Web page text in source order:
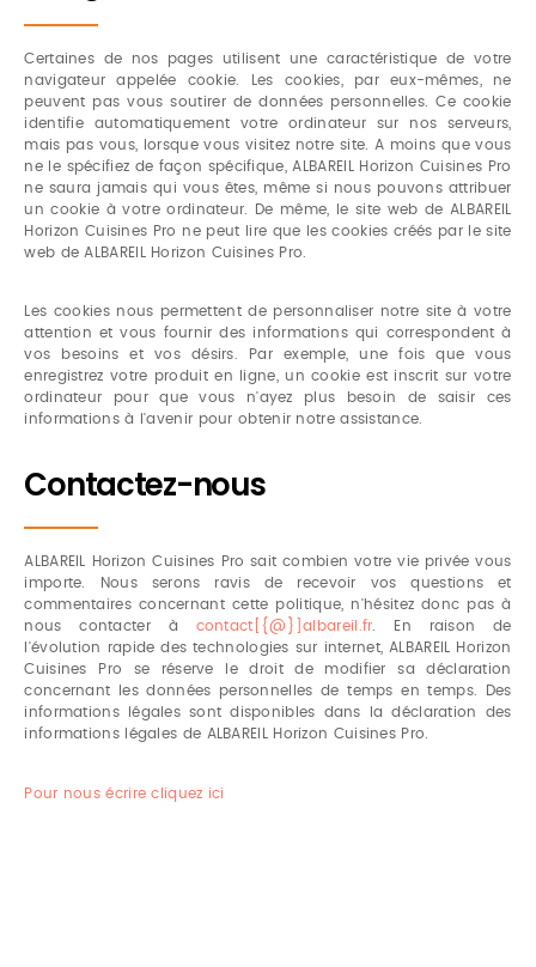
Certaines de nos pages utilisent une caractéristique de votre
navigateur appelée cookie. Les cookies, par eux-mêmes, ne
peuvent pas vous soutirer de données personnelles. Ce cookie
identifie automatiquement votre ordinateur sur nos serveurs,
mais pas vous, lorsque vous visitez notre site. A moins que vous
ne le spécifiez de façon spécifique, ALBAREIL Horizon Cuisines Pro
ne saura jamais qui vous êtes, même si nous pouvons attribuer
un cookie à votre ordinateur. De même, le site web de ALBAREIL
Horizon Cuisines Pro ne peut lire que les cookies créés par le site
web de ALBAREIL Horizon Cuisines Pro.
Les cookies nous permettent de personnaliser notre site à votre
attention et vous fournir des informations qui correspondent à
vos besoins et vos désirs. Par exemple, une fois que vous
enregistrez votre produit en ligne, un cookie est inscrit sur votre
ordinateur pour que vous n'ayez plus besoin de saisir ces
informations à l'avenir pour obtenir notre assistance.
Contactez-nous
ALBAREIL Horizon Cuisines Pro sait combien votre vie privée vous
importe. Nous serons ravis de recevoir vos questions et
commentaires concernant cette politique, n'hésitez donc pas à
nous contacter à contact[{@}]albareil.fr. En raison de
l'évolution rapide des technologies sur internet, ALBAREIL Horizon
Cuisines Pro se réserve le droit de modifier sa déclaration
concernant les données personnelles de temps en temps. Des
informations légales sont disponibles dans la déclaration des
informations légales de ALBAREIL Horizon Cuisines Pro.
Pour nous écrire cliquez ici